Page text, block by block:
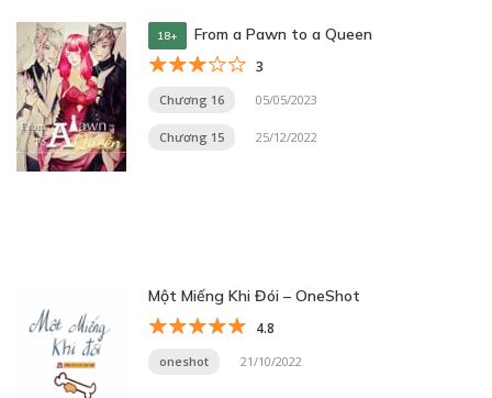
18+ From a Pawn to a Queen
3
Chương 16 05/05/2023
Chương 15 25/12/2022
Một Miếng Khi Đói – OneShot
4.8
oneshot 21/10/2022